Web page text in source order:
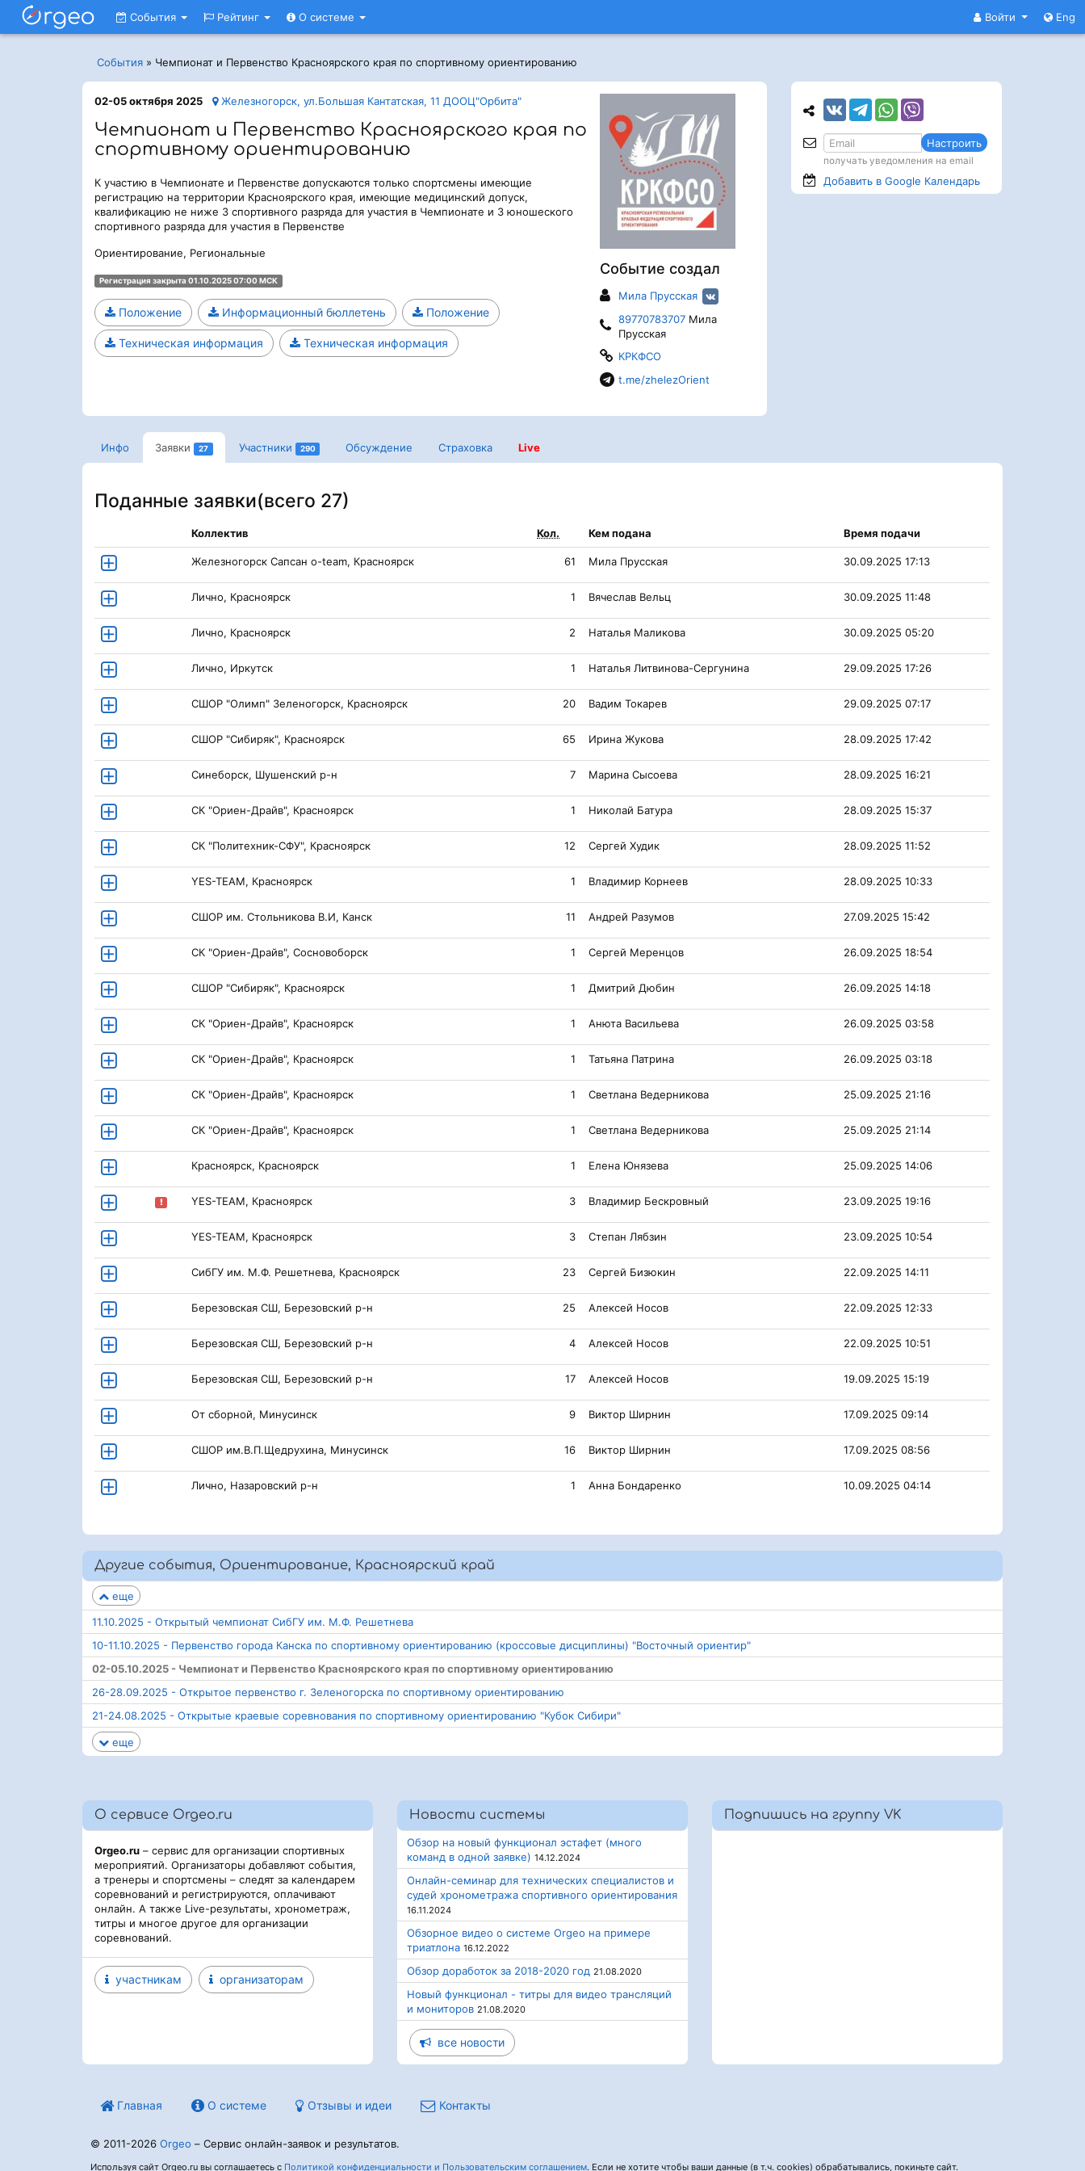
Войти Eng
События Рейтинг О системе
События » Чемпионат и Первенство Красноярского края по спортивному ориентированию
Событие создал
Мила Прусская
89770783707Мила
Прусская
КРКФСО
t.me/zhelezOrient
02-05 октября 2025 Железногорск, ул.Большая Кантатская, 11 ДООЦ"Орбита"
Чемпионат и Первенство Красноярского края по
спортивному ориентированию
К участию в Чемпионате и Первенстве допускаются только спортсмены имеющие
регистрацию на территории Красноярского края, имеющие медицинский допуск,
квалификацию не ниже 3 спортивного разряда для участия в Чемпионате и 3 юношеского
спортивного разряда для участия в Первенстве
Ориентирование, Региональные
Регистрация закрыта 01.10.2025 07:00 МСК
Положение Информационный бюллетень Положение
Техническая информация Техническая информация
Инфо Заявки 27 Участники 290 Обсуждение Страховка Live
Поданные заявки(всего 27)
Коллектив Кол. Кем подана Время подачи
Железногорск Сапсан o-team, Красноярск 61 Мила Прусская 30.09.2025 17:13
Лично, Красноярск 1 Вячеслав Вельц 30.09.2025 11:48
Лично, Красноярск 2 Наталья Маликова 30.09.2025 05:20
Лично, Иркутск 1 Наталья Литвинова-Сергунина 29.09.2025 17:26
СШОР "Олимп" Зеленогорск, Красноярск 20 Вадим Токарев 29.09.2025 07:17
СШОР "Сибиряк", Красноярск 65 Ирина Жукова 28.09.2025 17:42
Синеборск, Шушенский р-н 7 Марина Сысоева 28.09.2025 16:21
СК "Ориен-Драйв", Красноярск 1 Николай Батура 28.09.2025 15:37
СК "Политехник-СФУ", Красноярск 12 Сергей Худик 28.09.2025 11:52
YES-TEAM, Красноярск 1 Владимир Корнеев 28.09.2025 10:33
СШОР им. Стольникова В.И, Канск 11 Андрей Разумов 27.09.2025 15:42
СК "Ориен-Драйв", Сосновоборск 1 Сергей Меренцов 26.09.2025 18:54
СШОР "Сибиряк", Красноярск 1 Дмитрий Дюбин 26.09.2025 14:18
СК "Ориен-Драйв", Красноярск 1 Анюта Васильева 26.09.2025 03:58
СК "Ориен-Драйв", Красноярск 1 Татьяна Патрина 26.09.2025 03:18
СК "Ориен-Драйв", Красноярск 1 Светлана Ведерникова 25.09.2025 21:16
СК "Ориен-Драйв", Красноярск 1 Светлана Ведерникова 25.09.2025 21:14
Красноярск, Красноярск 1 Елена Юнязева 25.09.2025 14:06
YES-TEAM, Красноярск 3 Владимир Бескровный 23.09.2025 19:16
YES-TEAM, Красноярск 3 Степан Лябзин 23.09.2025 10:54
СибГУ им. М.Ф. Решетнева, Красноярск 23 Сергей Бизюкин 22.09.2025 14:11
Березовская СШ, Березовский р-н 25 Алексей Носов 22.09.2025 12:33
Березовская СШ, Березовский р-н 4 Алексей Носов 22.09.2025 10:51
Березовская СШ, Березовский р-н 17 Алексей Носов 19.09.2025 15:19
От сборной, Минусинск 9 Виктор Ширнин 17.09.2025 09:14
СШОР им.В.П.Щедрухина, Минусинск 16 Виктор Ширнин 17.09.2025 08:56
Лично, Назаровский р-н 1 Анна Бондаренко 10.09.2025 04:14
Другие события, Ориентирование, Красноярский край
еще
11.10.2025 - Открытый чемпионат СибГУ им. М.Ф. Решетнева
10-11.10.2025 - Первенство города Канска по спортивному ориентированию (кроссовые дисциплины) "Восточный ориентир"
02-05.10.2025 - Чемпионат и Первенство Красноярского края по спортивному ориентированию
26-28.09.2025 - Открытое первенство г. Зеленогорска по спортивному ориентированию
21-24.08.2025 - Открытые краевые соревнования по спортивному ориентированию "Кубок Сибири"
еще
Настроить
получать уведомления на email
Добавить в Google Календарь
О сервисе Orgeo.ru
Orgeo.ru – сервис для организации спортивных
мероприятий. Организаторы добавляют события,
а тренеры и спортсмены – следят за календарем
соревнований и регистрируются, оплачивают
онлайн. А также Live-результаты, хронометраж,
титры и многое другое для организации
соревнований.
участникам организаторам
Новости системы
Обзор на новый функционал эстафет (много
команд в одной заявке) 14.12.2024
Онлайн-семинар для технических специалистов и
судей хронометража спортивного ориентирования
16.11.2024
Обзорное видео о системе Orgeo на примере
триатлона 16.12.2022
Обзор доработок за 2018-2020 год 21.08.2020
Новый функционал - титры для видео трансляций
и мониторов 21.08.2020
все новости
Подпишись на группу VK
Главная О системе Отзывы и идеи Контакты
© 2011-2026 Orgeo – Сервис онлайн-заявок и результатов.
Используя сайт Orgeo.ru вы соглашаетесь с Политикой конфиденциальности и Пользовательским соглашением. Если не хотите чтобы ваши данные (в т.ч. cookies) обрабатывались, покиньте сайт.